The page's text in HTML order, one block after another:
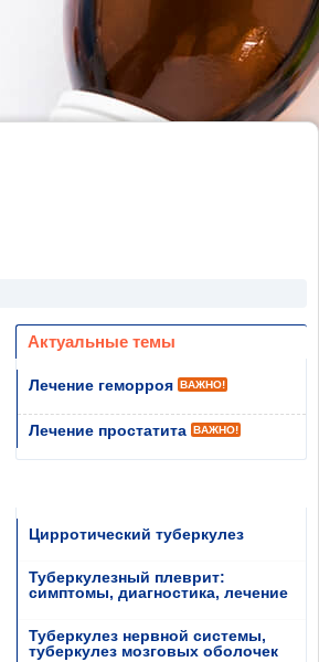
Актуальные темы
Лечение геморроя ВАЖНО!
Лечение простатита ВАЖНО!
Цирротический туберкулез
Туберкулезный плеврит:
симптомы, диагностика, лечение
Туберкулез нервной системы,
туберкулез мозговых оболочек